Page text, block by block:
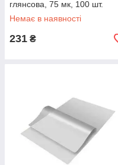
глянсова, 75 мк, 100 шт.
Немає в наявності
231 ₴